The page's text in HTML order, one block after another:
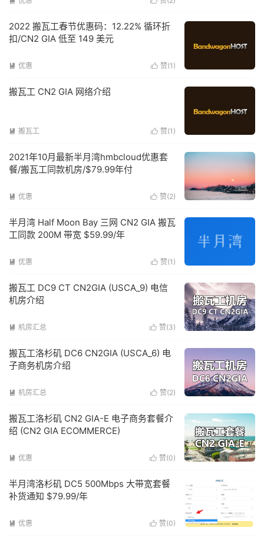
2022 搬瓦工春节优惠码：12.22% 循环折
扣/CN2 GIA 低至 149 美元
 赞(1 )
 优惠
搬瓦工 CN2 GIA 网络介绍
 赞(1 )
 搬瓦工
2021年10月最新半月湾hmbcloud优惠套
餐/搬瓦工同款机房/$79.99年付
 赞(2)
 优惠
半月湾 Half Moon Bay 三网 CN2 GIA 搬瓦
工同款 200M 带宽 $59.99/年
 赞(1 )
 优惠
搬瓦工 DC9 CT CN2GIA (USCA_9) 电信
机房介绍
 赞(3)
 机房汇总
搬瓦工洛杉矶 DC6 CN2GIA (USCA_6) 电
子商务机房介绍
 赞(2)
 机房汇总
搬瓦工洛杉矶 CN2 GIA-E 电子商务套餐介
绍 (CN2 GIA ECOMMERCE)
 赞(0)
 优惠
半月湾洛杉矶 DC5 500Mbps 大带宽套餐
补货通知 $79.99/年
 赞(0)
 优惠